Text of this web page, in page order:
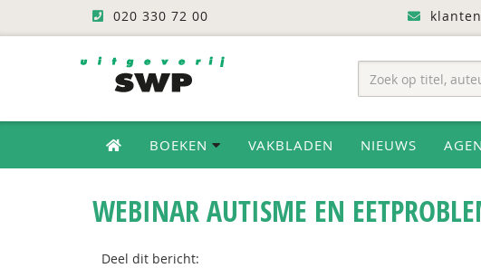
020 330 72 00
BOEKEN VAKBLADEN NIEUWS
WEBINAR AUTISME EN
Deel dit bericht: